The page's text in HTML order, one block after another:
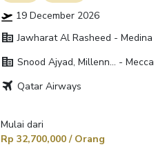
19 December 2026
corporate_fare Jawharat Al Rasheed - Medina
corporate_fare Snood Ajyad, Millenn... - Mecca
travel Qatar Airways
Mulai dari
Rp 32,700,000 / Orang